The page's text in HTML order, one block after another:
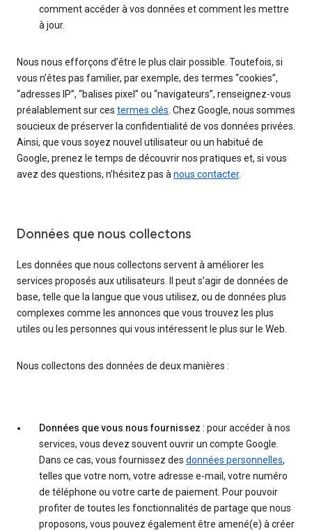
comment accéder à vos données et comment les mettre
à jour.
Nous nous efforçons d’être le plus clair possible. Toutefois, si
vous n’êtes pas familier, par exemple, des termes “cookies”,
“adresses IP”, “balises pixel” ou “navigateurs”, renseignez-vous
préalablement sur ces termes clés. Chez Google, nous sommes
soucieux de préserver la confidentialité de vos données privées.
Ainsi, que vous soyez nouvel utilisateur ou un habitué de
Google, prenez le temps de découvrir nos pratiques et, si vous
avez des questions, n’hésitez pas ànous contacter.
Données que nous collectons
Les données que nous collectons servent à améliorer les
services proposés aux utilisateurs. Il peut s’agir de données de
base, telle que la langue que vous utilisez, ou de données plus
complexes comme les annonces que vous trouvez les plus
utiles ou les personnes qui vous intéressent le plus sur le Web.
Nous collectons des données de deux manières :
Données que vous nous fournissez : pour accéder à nos
services, vous devez souvent ouvrir un compte Google.
Dans ce cas, vous fournissez des données personnelles,
telles que votre nom, votre adresse e-mail, votre numéro
de téléphone ou votre carte de paiement. Pour pouvoir
profiter de toutes les fonctionnalités de partage que nous
proposons, vous pouvez également être amené(e) à créer